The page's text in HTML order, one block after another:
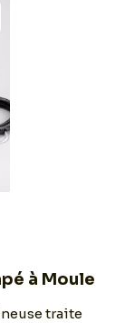
à Moule
traite